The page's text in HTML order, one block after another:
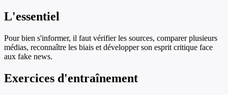
L'essentiel
Pour bien s'informer, il faut vérifier les sources, comparer plusieurs
médias, reconnaître les biais et développer son esprit critique face
aux fake news.
Exercices d'entraînement